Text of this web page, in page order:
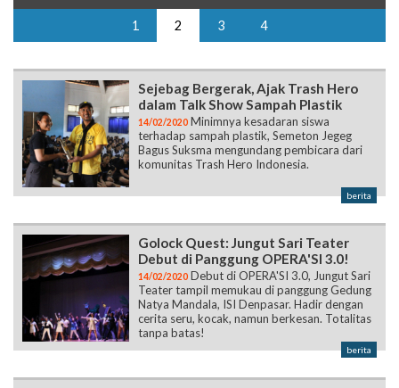
1 2 3 4
Sejebag Bergerak, Ajak Trash Hero
dalam Talk Show Sampah Plastik
14/02/2020 Minimnya kesadaran siswa
terhadap sampah plastik, Semeton Jegeg
Bagus Suksma mengundang pembicara dari
komunitas Trash Hero Indonesia.
berita
Golock Quest: Jungut Sari Teater
Debut di Panggung OPERA'SI 3.0!
14/02/2020 Debut di OPERA'SI 3.0, Jungut Sari
Teater tampil memukau di panggung Gedung
Natya Mandala, ISI Denpasar. Hadir dengan
cerita seru, kocak, namun berkesan. Totalitas
tanpa batas!
berita